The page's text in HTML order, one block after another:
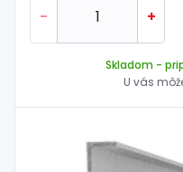
- +
Skladom -
U vás